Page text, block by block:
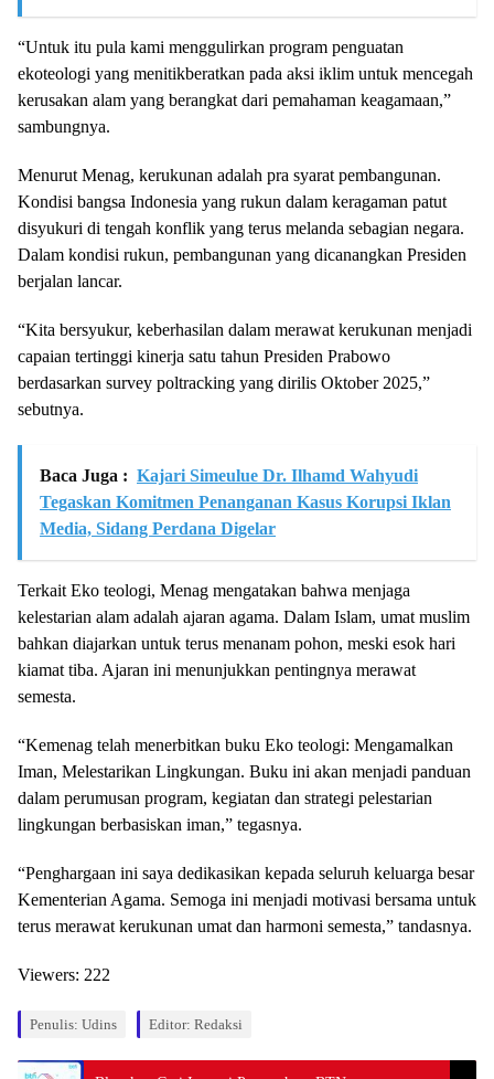
“Untuk itu pula kami menggulirkan program penguatan
ekoteologi yang menitikberatkan pada aksi iklim untuk mencegah
kerusakan alam yang berangkat dari pemahaman keagamaan,”
sambungnya.
Menurut Menag, kerukunan adalah pra syarat pembangunan.
Kondisi bangsa Indonesia yang rukun dalam keragaman patut
disyukuri di tengah konflik yang terus melanda sebagian negara.
Dalam kondisi rukun, pembangunan yang dicanangkan Presiden
berjalan lancar.
“Kita bersyukur, keberhasilan dalam merawat kerukunan menjadi
capaian tertinggi kinerja satu tahun Presiden Prabowo
berdasarkan survey poltracking yang dirilis Oktober 2025,”
sebutnya.
Baca Juga : Kajari Simeulue Dr. Ilhamd Wahyudi
Tegaskan Komitmen Penanganan Kasus Korupsi Iklan
Media, Sidang Perdana Digelar
Terkait Eko teologi, Menag mengatakan bahwa menjaga
kelestarian alam adalah ajaran agama. Dalam Islam, umat muslim
bahkan diajarkan untuk terus menanam pohon, meski esok hari
kiamat tiba. Ajaran ini menunjukkan pentingnya merawat
semesta.
“Kemenag telah menerbitkan buku Eko teologi: Mengamalkan
Iman, Melestarikan Lingkungan. Buku ini akan menjadi panduan
dalam perumusan program, kegiatan dan strategi pelestarian
lingkungan berbasiskan iman,” tegasnya.
“Penghargaan ini saya dedikasikan kepada seluruh keluarga besar
Kementerian Agama. Semoga ini menjadi motivasi bersama untuk
terus merawat kerukunan umat dan harmoni semesta,” tandasnya.
Viewers: 222
Penulis: Udins Editor: Redaksi